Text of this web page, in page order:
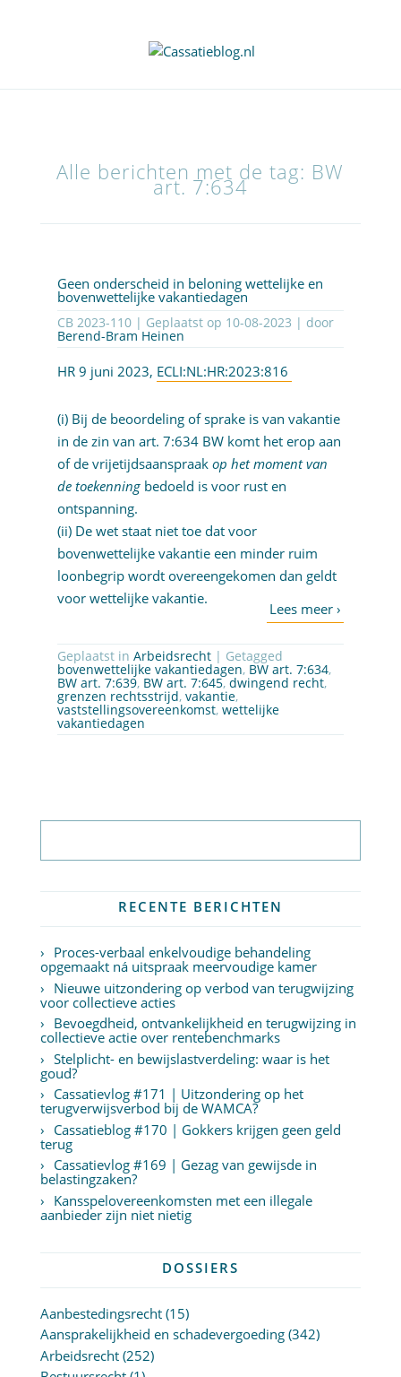
Alle berichten met de tag: BW
art. 7:634
Geen onderscheid in beloning wettelijke en
bovenwettelijke vakantiedagen
CB 2023-110 | Geplaatst op 10-08-2023 | door
Berend-Bram Heinen
HR 9 juni 2023, ECLI:NL:HR:2023:816
(i) Bij de beoordeling of sprake is van vakantie
in de zin van art. 7:634 BW komt het erop aan
of de vrijetijdsaanspraak op het moment van
de toekenningbedoeld is voor rust en
ontspanning.
(ii) De wet staat niet toe dat voor
bovenwettelijke vakantie een minder ruim
loonbegrip wordt overeengekomen dan geldt
voor wettelijke vakantie.
Geplaatst in Arbeidsrecht | Getagged
bovenwettelijke vakantiedagen, BW art. 7:634,
BW art. 7:639, BW art. 7:645, dwingend recht,
grenzen rechtsstrijd, vakantie,
vaststellingsovereenkomst, wettelijke
vakantiedagen
RECENTE BERICHTEN
Proces-verbaal enkelvoudige behandeling
opgemaakt ná uitspraak meervoudige kamer
Nieuwe uitzondering op verbod van terugwijzing
voor collectieve acties
Bevoegdheid, ontvankelijkheid en terugwijzing in
collectieve actie over rentebenchmarks
Stelplicht- en bewijslastverdeling: waar is het
goud?
Cassatievlog #171 | Uitzondering op het
terugverwijsverbod bij de WAMCA?
Cassatieblog #170 | Gokkers krijgen geen geld
terug
Cassatievlog #169 | Gezag van gewijsde in
belastingzaken?
Kansspelovereenkomsten met een illegale
aanbieder zijn niet nietig
DOSSIERS
Aanbestedingsrecht(15)
Aansprakelijkheid en schadevergoeding(342)
Arbeidsrecht(252)